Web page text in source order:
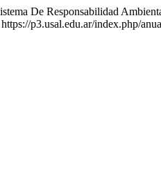
De Responsabilidad
https://p3.usal.edu.ar/index.php/